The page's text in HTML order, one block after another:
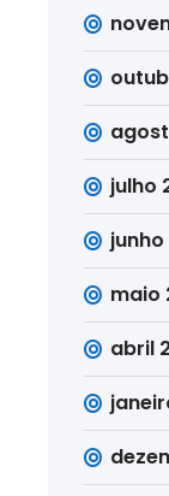
julho
maio
abril